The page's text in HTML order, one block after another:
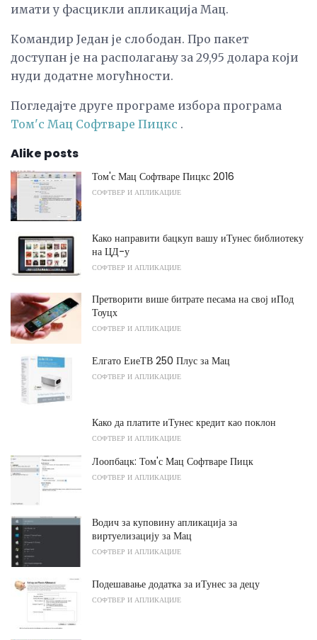
имати у фасцикли апликација Мац.
Командир Један је слободан. Про пакет
доступан је на располагању за 29,95 долара који
нуди додатне могућности.
Погледајте друге програме избора програма
Том'с Мац Софтваре Пицкс .
Alike posts
Том'с Мац Софтваре Пицкс 2016
СОФТВЕР И АПЛИКАЦИЈЕ
Како направити бацкуп вашу иТунес библиотеку
на ЦД-у
СОФТВЕР И АПЛИКАЦИЈЕ
Претворити више битрате песама на свој иПод
Тоуцх
СОФТВЕР И АПЛИКАЦИЈЕ
Елгато ЕиеТВ 250 Плус за Мац
СОФТВЕР И АПЛИКАЦИЈЕ
Како да платите иТунес кредит као поклон
СОФТВЕР И АПЛИКАЦИЈЕ
Лоопбацк: Том'с Мац Софтваре Пицк
СОФТВЕР И АПЛИКАЦИЈЕ
Водич за куповину апликација за
виртуелизацију за Мац
СОФТВЕР И АПЛИКАЦИЈЕ
Подешавање додатка за иТунес за децу
СОФТВЕР И АПЛИКАЦИЈЕ